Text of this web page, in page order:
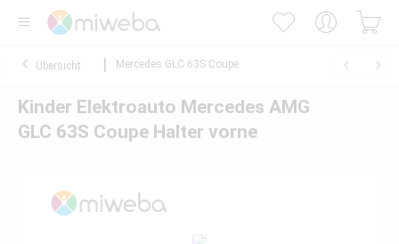
Übersicht Mercedes GLC 63S Coupe
Kinder Elektroauto Mercedes AMG
GLC 63S Coupe Halter vorne